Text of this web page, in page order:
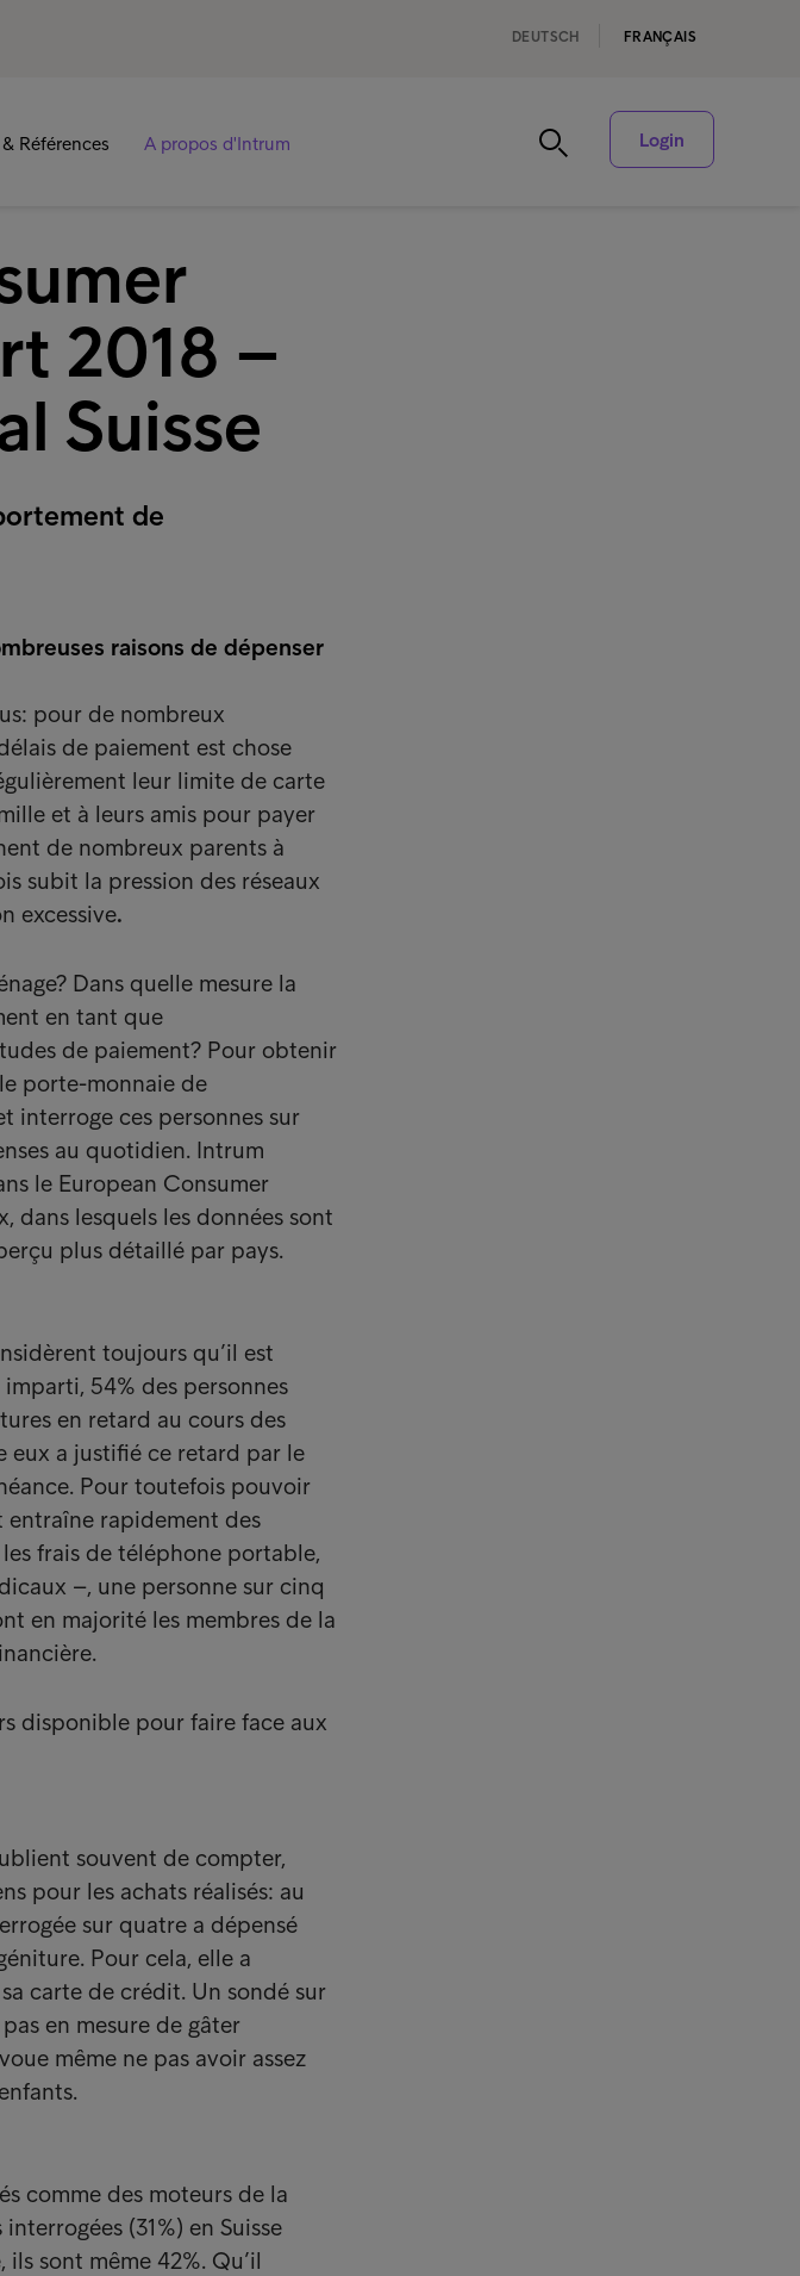
DEUTSCH FRANÇAIS
Références A propos d'Intrum Login
2018 –
Suisse
de
raisons de dépenser
pour de nombreux
de paiement est chose
leur limite de carte
et à leurs amis pour payer
de nombreux parents à
subit la pression des réseaux
excessive.
Dans quelle mesure la
en tant que
de paiement? Pour obtenir
porte-monnaie de
interroge ces personnes sur
au quotidien. Intrum
le European Consumer
dans lesquels les données sont
plus détaillé par pays.
toujours qu’il est
54% des personnes
en retard au cours des
eux a justifié ce retard par le
Pour toutefois pouvoir
rapidement des
frais de téléphone portable,
–, une personne sur cinq
en majorité les membres de la
disponible pour faire face aux
souvent de compter,
pour les achats réalisés: au
sur quatre a dépensé
Pour cela, elle a
carte de crédit. Un sondé sur
en mesure de gâter
même ne pas avoir assez
comme des moteurs de la
(31%) en Suisse
ils sont même 42%. Qu’il